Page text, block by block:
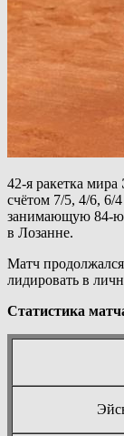
42-я ракетка мира
счётом 7/5, 4/6, 6/
занимающую 84-ю
в Лозанне.
Матч
лидировать в
Статистика